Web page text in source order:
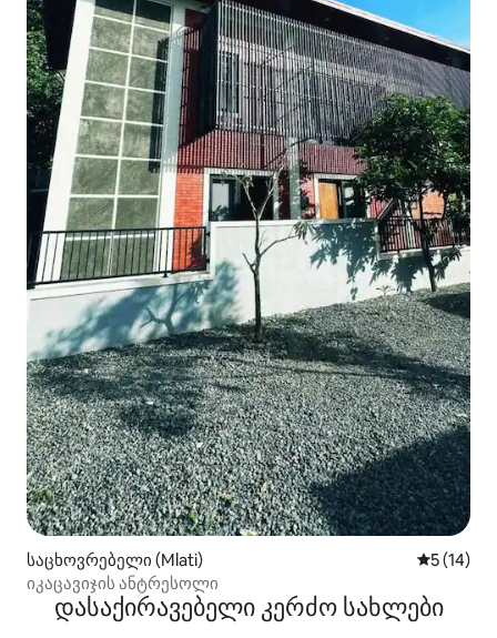
საცხოვრებელი (Mlati) საშუალო
5 (14)
იკაცავიჯის ანტრესოლი
დასაქირავებელი კერძო სახლები